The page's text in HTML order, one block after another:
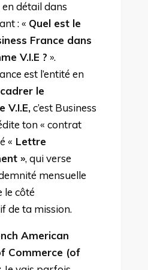
détail dans
: « Quel est le
France dans
V.I.E ? ».
est l’entité en
le
V.I.E,c’est Business
ton « contrat
« Lettre
», qui verse
mensuelle
le côté
de ta mission.
American
Commerce (of